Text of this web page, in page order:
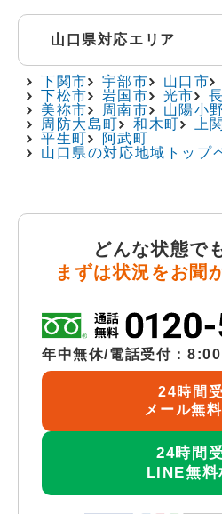
山口県対応エリア
下関市 宇部市 山口市
下松市
岩国市 光市
美祢市
周南市
山陽小
周防大島町
和木町 上
平生町
阿武町
山口県の対応地域トップ
どんな状態で
まずは状況をお聞
年中無休/電話受付：
24時間
メール無
24時間
LINE無料